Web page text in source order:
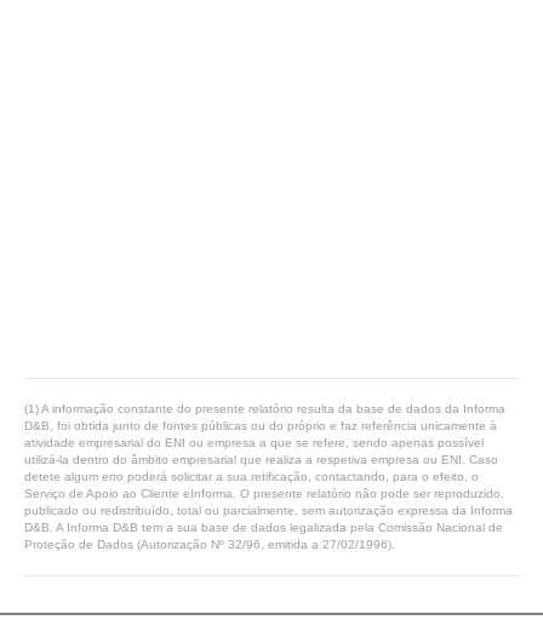
(1) A informação constante do presente relatório resulta da base de dados da Informa
D&B, foi obtida junto de fontes públicas ou do próprio e faz referência unicamente à
atividade empresarial do ENI ou empresa a que se refere, sendo apenas possível
utilizá-la dentro do âmbito empresarial que realiza a respetiva empresa ou ENI. Caso
detete algum erro poderá solicitar a sua retificação, contactando, para o efeito, o
Serviço de Apoio ao Cliente eInforma. O presente relatório não pode ser reproduzido,
publicado ou redistribuído, total ou parcialmente, sem autorização expressa da Informa
D&B. A Informa D&B tem a sua base de dados legalizada pela Comissão Nacional de
Proteção de Dados (Autorização Nº 32/96, emitida a 27/02/1996).